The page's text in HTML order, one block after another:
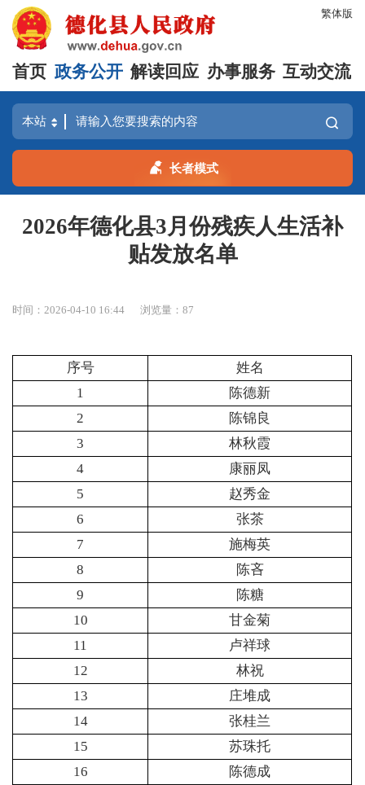
繁体版
首页 政务公开 解读回应 办事服务 互动交流
长者模式
2026年德化县3月份残疾人生活补
贴发放名单
时间：2026-04-10 16:44 浏览量：87
序号
姓名
1
陈德新
2
陈锦良
3
林秋霞
4
康丽凤
5
赵秀金
6
张茶
7
施梅英
8
陈吝
9
陈糖
10
甘金菊
11
卢祥球
12
林祝
13
庄堆成
14
张桂兰
15
苏珠托
16
陈德成